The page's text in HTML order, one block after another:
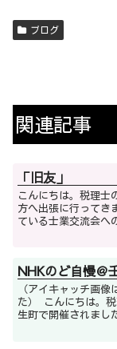
ブログ
関連記事
「旧友」
こんにちは。税理士のもっち
方へ出張に行ってきました。 メインは税理士の
ている士業交流会への参加でした。 い
NHKのど自慢＠
（アイキャッチ画
た） こんにちは。税理士の元山です。 昨日５月１８日に栃木県壬
生町で開催されまし